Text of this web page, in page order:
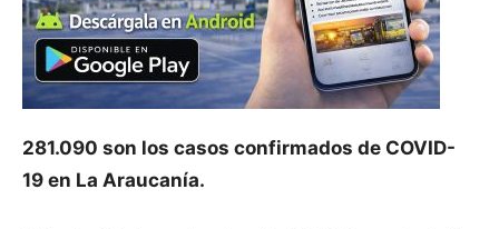
281.090 son los casos confirmados de COVID-
19 en La Araucanía.